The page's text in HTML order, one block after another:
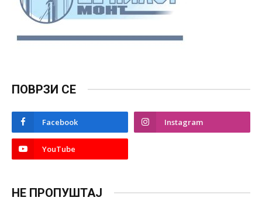
ПОВРЗИ СЕ
Facebook Instagram
YouTube
НЕ ПРОПУШТАЈ